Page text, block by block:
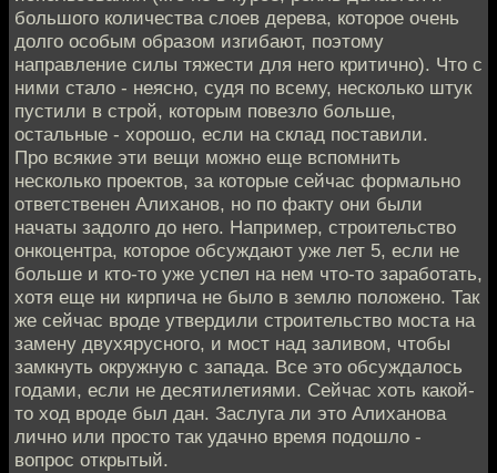
большого количества слоев дерева, которое очень
долго особым образом изгибают, поэтому
направление силы тяжести для него критично). Что с
ними стало - неясно, судя по всему, несколько штук
пустили в строй, которым повезло больше,
остальные - хорошо, если на склад поставили.
Про всякие эти вещи можно еще вспомнить
несколько проектов, за которые сейчас формально
ответственен Алиханов, но по факту они были
начаты задолго до него. Например, строительство
онкоцентра, которое обсуждают уже лет 5, если не
больше и кто-то уже успел на нем что-то заработать,
хотя еще ни кирпича не было в землю положено. Так
же сейчас вроде утвердили строительство моста на
замену двухярусного, и мост над заливом, чтобы
замкнуть окружную с запада. Все это обсуждалось
годами, если не десятилетиями. Сейчас хоть какой-
то ход вроде был дан. Заслуга ли это Алиханова
лично или просто так удачно время подошло -
вопрос открытый.